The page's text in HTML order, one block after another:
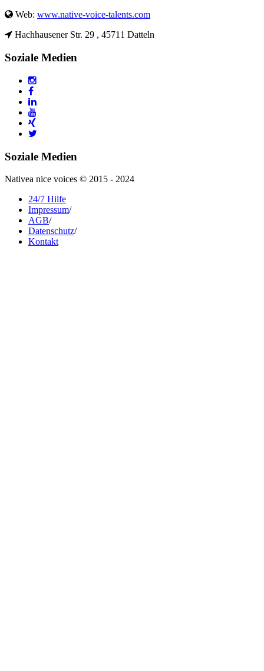
Web: www.native-voice-talents.com
Hachhausener Str. 29 , 45711 Datteln
Soziale Medien
Soziale Medien
Nativea nice voices © 2015 - 2024
24/7 Hilfe
Impressum/
AGB/
Datenschutz/
Kontakt